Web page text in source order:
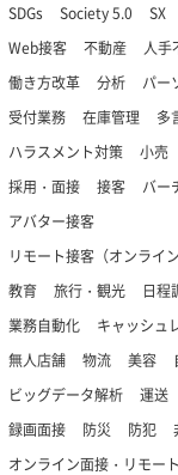
SDGs
Society 5.0 SX
Web接客
不動産 人手
働き方改革
分析 パー
受付業務
在庫管理 多
ハラスメント対策
小売
採用・面接
接客
バー
アバター接客
リモート接客（オンライ
教育
旅行・観光 日程
業務自動化
キャッシュ
無人店舗
物流 美容
ビッグデータ解析
運送
録画面接
防災 防犯
オンライン面接・リモー